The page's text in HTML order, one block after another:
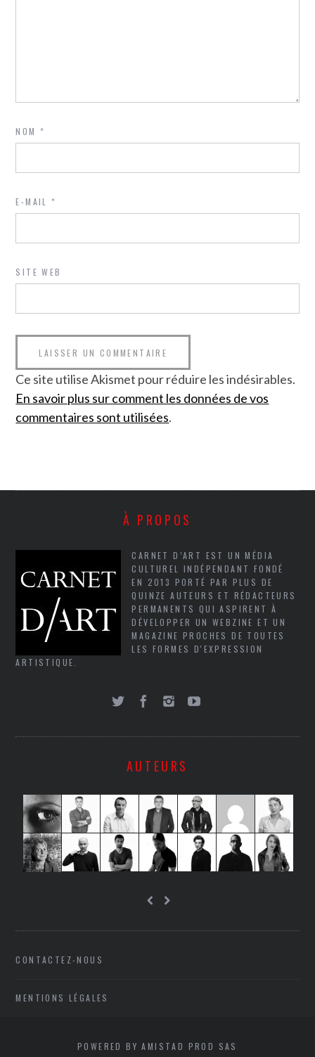
NOM*
E-MAIL*
SITE WEB
Ce site utilise Akismet pour réduire les indésirables.
En savoir plus sur comment les données de vos
commentaires sont utilisées.
À PROPOS
CARNET D’ART EST UN MÉDIA
CULTUREL INDÉPENDANT FONDÉ
EN 2013 PORTÉ PAR PLUS DE
QUINZE AUTEURS ET RÉDACTEURS
PERMANENTS QUI ASPIRENT À
DÉVELOPPER UN WEBZINE ET UN
MAGAZINE PROCHES DE TOUTES
LES FORMES D'EXPRESSION
ARTISTIQUE.
AUTEURS
CONTACTEZ-NOUS
MENTIONS LÉGALES
POWERED BY AMISTAD PROD SAS